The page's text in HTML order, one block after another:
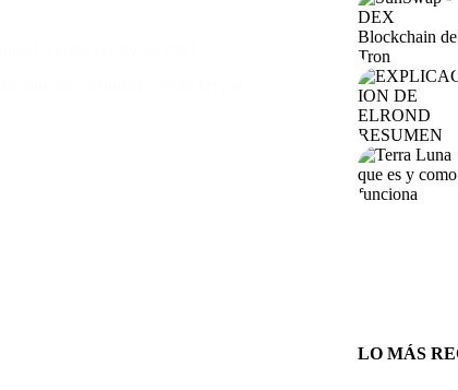
LO MÁS